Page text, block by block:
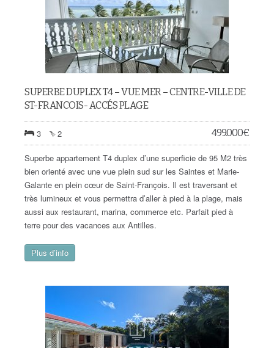
SUPERBE DUPLEX T4 – VUE MER – CENTRE-VILLE DE
ST-FRANCOIS- ACCÉS PLAGE
3 2 499.000€
Superbe appartement T4 duplex d’une superficie de 95 M2 très
bien orienté avec une vue plein sud sur les Saintes et Marie-
Galante en plein cœur de Saint-François. Il est traversant et
très lumineux et vous permettra d’aller à pied à la plage, mais
aussi aux restaurant, marina, commerce etc. Parfait pied à
terre pour des vacances aux Antilles.
Plus d’info